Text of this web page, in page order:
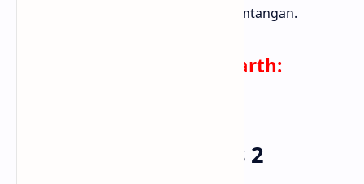
dalam kondisi ekstrem dan penuh tantangan.
Download Last Day on Earth:
4. Plants vs. Zombies 2